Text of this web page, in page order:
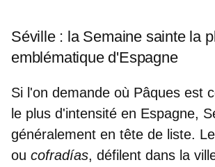
Séville : la Semaine sainte la
emblématique d'Espagne
Si l'on demande où Pâques est
le plus d'intensité en Espagne,
généralement en tête de liste.
ou cofradías, défilent dans la